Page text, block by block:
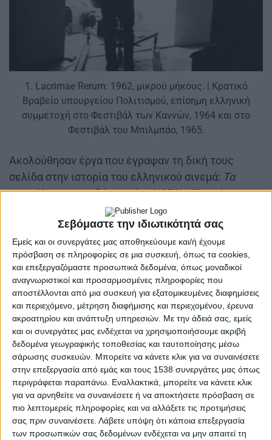
Σεβόμαστε την ιδιωτικότητά σας
Εμείς και οι συνεργάτες μας αποθηκεύουμε και/ή έχουμε
πρόσβαση σε πληροφορίες σε μια συσκευή, όπως τα cookies,
και επεξεργαζόμαστε προσωπικά δεδομένα, όπως μοναδικοί
αναγνωριστικοί και προσαρμοσμένες πληροφορίες που
αποστέλλονται από μια συσκευή για εξατομικευμένες διαφημίσεις
και περιεχόμενο, μέτρηση διαφήμισης και περιεχομένου, έρευνα
ακροατηρίου και ανάπτυξη υπηρεσιών. Με την άδειά σας, εμείς
και οι συνεργάτες μας ενδέχεται να χρησιμοποιήσουμε ακριβή
δεδομένα γεωγραφικής τοποθεσίας και ταυτοποίησης μέσω
σάρωσης συσκευών. Μπορείτε να κάνετε κλικ για να συναινέσετε
στην επεξεργασία από εμάς και τους 1538 συνεργάτες μας όπως
περιγράφεται παραπάνω. Εναλλακτικά, μπορείτε να κάνετε κλικ
για να αρνηθείτε να συναινέσετε ή να αποκτήσετε πρόσβαση σε
πιο λεπτομερείς πληροφορίες και να αλλάξετε τις προτιμήσεις
σας πριν συναινέσετε. Λάβετε υπόψη ότι κάποια επεξεργασία
των προσωπικών σας δεδομένων ενδέχεται να μην απαιτεί τη
1. Lacrimae Rerum: 1962, μικρού μήκους. | Κρατικό
Βραβείο υπουργείου Πολιτισμού, επίσημη ελληνική
συμμετοχή στο Φεστιβάλ των Καννών, 1964 και στο
Φεστιβάλ του Μπιλμπάο, 1965.
Ακολούθησαν έργα που έγραψαν τη δική τους
σελίδα στην ιστορία του ελληνικού σινεμά: Τα
κουρέλια τραγουδάνε ακόμα(1979),Γλυκιά
Πρωινή περίπολος
διεθνώς αναγνωρισμένοSingapore Sling(1990), το
Θα σε δω στην Κόλαση, Αγάπη μου (1999) και το
Χαμένος τα Παίρνει Όλα (2002). Η τελευταία του
ταινία,The Zero Years(2005), ολοκλήρωσε μια
πορεία που δίχασε θεατές και κριτικούς αλλά
γέννησε ένα ανεπανάληπτο καλτ σύμπαν.
Παράλληλα με το σινεμά, έγραψε τρία
μυθιστορήματα –ανάμεσά τους οΟργισμένος
Βαλκάνιος(1977)– και αρκετά διηγήματα. Στη
διαφήμιση σκηνοθέτησε περισσότερα από 200
σποτ, ενώ εργάστηκε και στη δισκογραφία,
επιμένοντας πάντα να κινείται σε πολλαπλά πεδία
δημιουργίας.